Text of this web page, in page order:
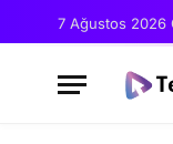
7 Ağustos 2026